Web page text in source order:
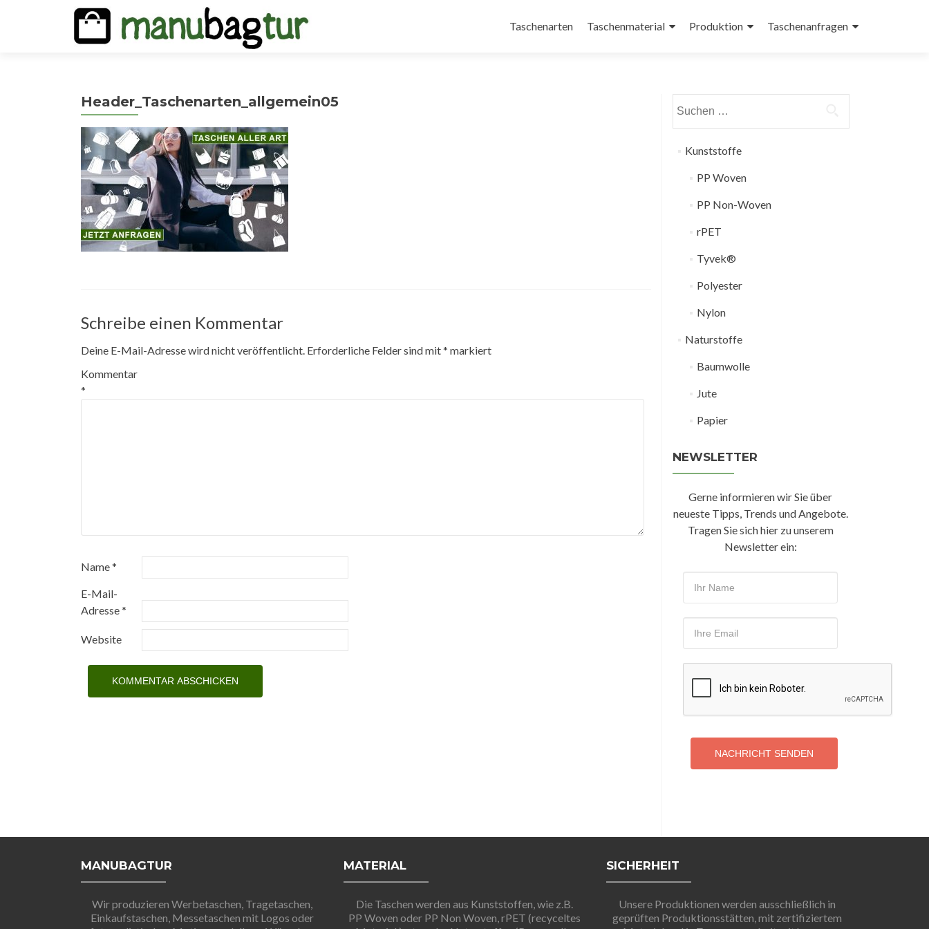
Taschenarten Taschenmaterial Produktion Taschenanfragen
Header_Taschenarten_allgemein05
Schreibe einen Kommentar
Deine E-Mail-Adresse wird nicht veröffentlicht. Erforderliche Felder sind mit* markiert
Kommentar
*
Name*
E-Mail-
Adresse*
Website
nach:
Kunststoffe
PP Woven
PP Non-Woven
rPET
Tyvek®
Polyester
Nylon
Naturstoffe
Baumwolle
Jute
Papier
NEWSLETTER
Gerne informieren wir Sie über
neueste Tipps, Trends und Angebote.
Tragen Sie sich hier zu unserem
Newsletter ein:
NACHRICHT SENDEN
MANUBAGTUR
Wir produzieren Werbetaschen, Tragetaschen,
Einkaufstaschen, Messetaschen mit Logos oder
MATERIAL
Die Taschen werden aus Kunststoffen, wie z.B.
PP Woven oder PP Non Woven, rPET (recyceltes
SICHERHEIT
Unsere Produktionen werden ausschließlich in
geprüften Produktionsstätten, mit zertifiziertem